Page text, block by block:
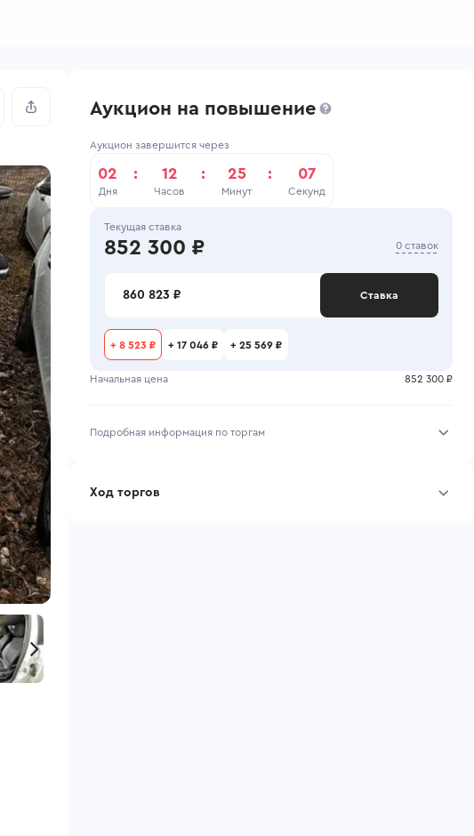
Аукцион на повышение
Аукцион завершится через
02
Дня
: 12
Часов
: 25
Минут
: 07
Секунд
Текущая ставка
852 300 ₽ 0 ставок
860 823 ₽ Ставка
+ 8 523 ₽ + 17 046 ₽ + 25 569 ₽
Начальная цена 852 300 ₽
Подробная информация по торгам
Ход торгов